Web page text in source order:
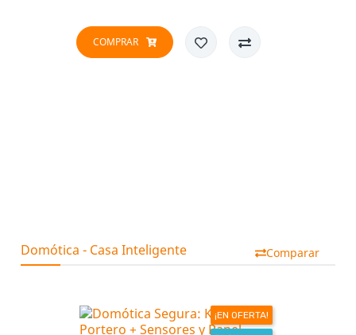
COMPRAR
Domótica - Casa Inteligente Comparar
¡EN OFERTA!